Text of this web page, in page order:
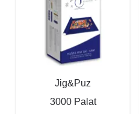
Jig&Puz
3000 Palat